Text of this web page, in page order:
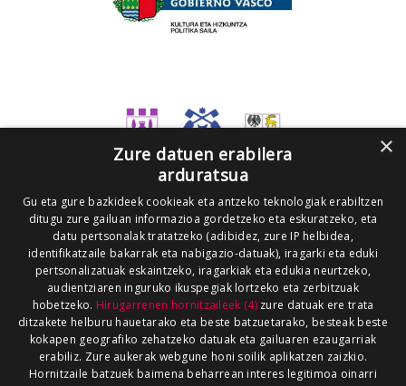
×
Zure datuen erabilera
arduratsua
Gu eta gure bazkideek cookieak eta antzeko teknologiak erabiltzen
ditugu zure gailuan informazioa gordetzeko eta eskuratzeko, eta
datu pertsonalak tratatzeko (adibidez, zure IP helbidea,
identifikatzaile bakarrak eta nabigazio-datuak), iragarki eta eduki
pertsonalizatuak eskaintzeko, iragarkiak eta edukia neurtzeko,
audientziaren inguruko ikuspegiak lortzeko eta zerbitzuak
hobetzeko. Hirugarrenen hornitzaileek (4)zure datuak ere trata
ditzakete helburu hauetarako eta beste batzuetarako, besteak beste
kokapen geografiko zehatzeko datuak eta gailuaren ezaugarriak
erabiliz. Zure aukerak webgune honi soilik aplikatzen zaizkio.
Hornitzaile batzuek baimena beharrean interes legitimoa oinarri